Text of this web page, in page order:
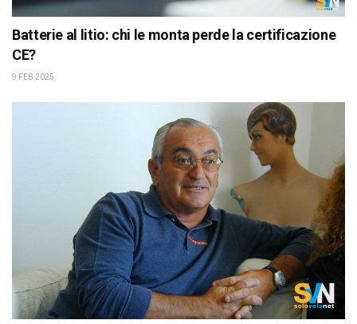
Batterie al litio: chi le monta perde la certificazione
CE?
9 FEB 2025